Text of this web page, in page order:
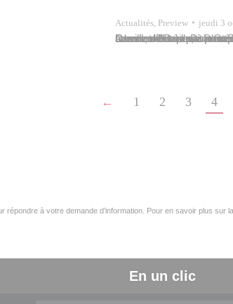
Actualités Preview jeudi 3
La ville de Papeete procèdera à l’élagage des arbres, dans la rue Dumont d’Urville et la rue Cassiau. La rue Dumont d’Urville sera fermée de l’avenue Pouvanaa a Oopa à la rue Cassiau. Les riverains des servitudes Papeete Nui et
← 1 2 3 4
répondre à votre demande d’information. Pour en savoir plus
En un clic